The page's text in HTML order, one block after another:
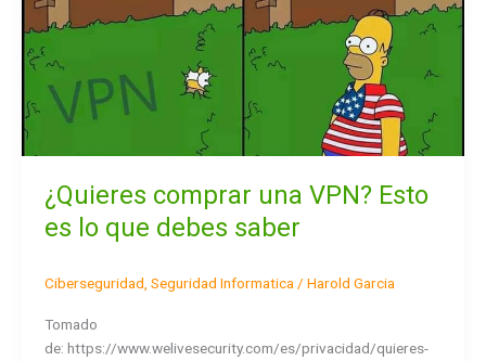
¿Quieres comprar una VPN? Esto
es lo que debes saber
Ciberseguridad, Seguridad Informatica/ Harold Garcia
Tomado
de: https://www.welivesecurity.com/es/privacidad/quieres-
que
debes
saber